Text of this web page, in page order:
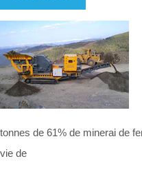
tonnes de 61% de minerai de
vie de